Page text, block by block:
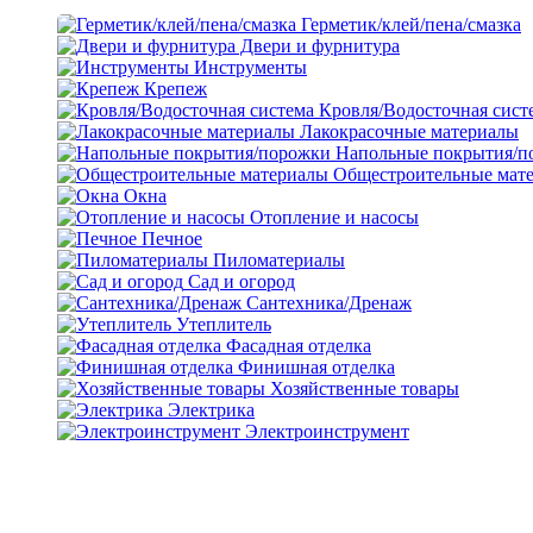
Герметик/клей/пена/смазка
Двери и фурнитура
Инструменты
Крепеж
Кровля/Водосточная
Лакокрасочные материалы
Напольные покрытия/
Общестроительные
Окна
Отопление и насосы
Печное
Пиломатериалы
Сад и огород
Сантехника/Дренаж
Утеплитель
Фасадная отделка
Финишная отделка
Хозяйственные товары
Электрика
Электроинструмент